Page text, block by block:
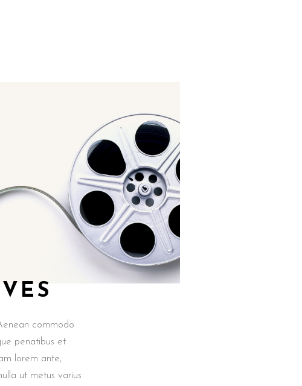
commodo
penatibus et
lorem ante,
ut metus varius